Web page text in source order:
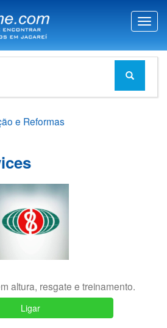
T
o
g
g
n
e Reformas
altura, resgate e treinamento.
Ligar